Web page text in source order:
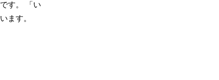
す。 「い
ます。